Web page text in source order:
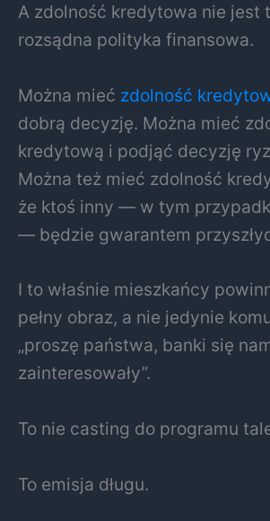
A zdolność kredytowa nie jest
rozsądna polityka finansowa.
Można mieć zdolność
dobrą decyzję. Można mieć
kredytową i podjąć decyzję
Można też mieć zdolność
że ktoś inny — w tym
— będzie gwarantem
I to właśnie mieszkańcy
pełny obraz, a nie jedynie
„proszę państwa, banki się
zainteresowały”.
To nie casting do programu
To emisja długu.